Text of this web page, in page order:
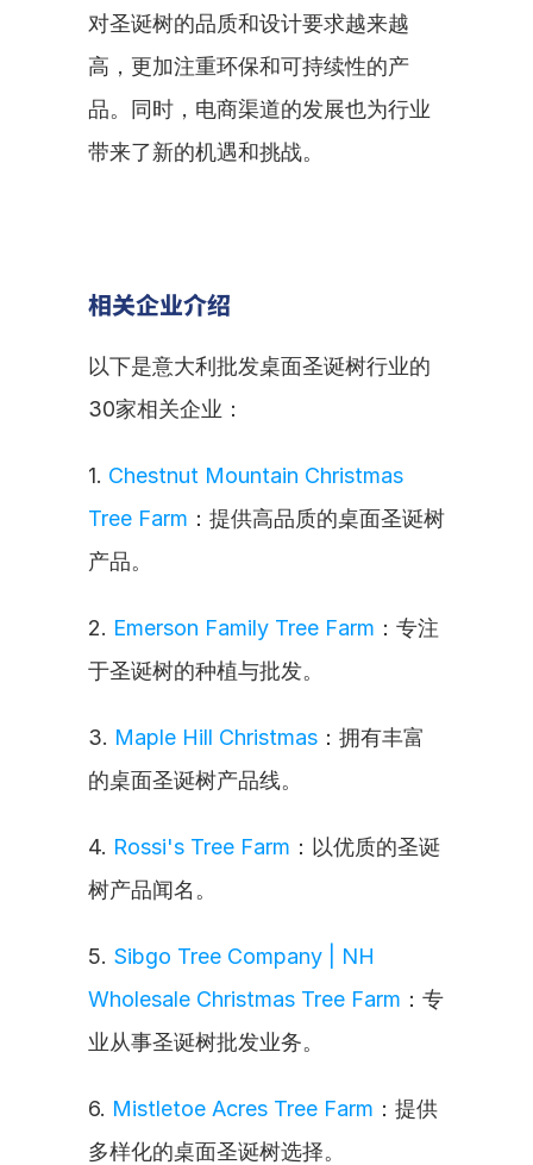
对圣诞树的品质和设计要求越来越
高，更加注重环保和可持续性的产
品。同时，电商渠道的发展也为行业
带来了新的机遇和挑战。
相关企业介绍
以下是意大利批发桌面圣诞树行业的
30家相关企业：
1. Chestnut Mountain Christmas
Tree Farm ：提供高品质的桌面圣诞树
产品。
2. Emerson Family Tree Farm ：专注
于圣诞树的种植与批发。
3. Maple Hill Christmas ：拥有丰富
的桌面圣诞树产品线。
4. Rossi's Tree Farm ：以优质的圣诞
树产品闻名。
5. Sibgo Tree Company | NH
Wholesale Christmas Tree Farm ：专
业从事圣诞树批发业务。
6. Mistletoe Acres Tree Farm ：提供
多样化的桌面圣诞树选择。